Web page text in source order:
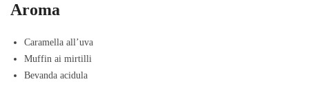
Aroma
Caramella all’uva
Muffin ai mirtilli
Bevanda acidula